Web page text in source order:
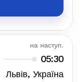
на наступ.
05:30
Львів, Україна